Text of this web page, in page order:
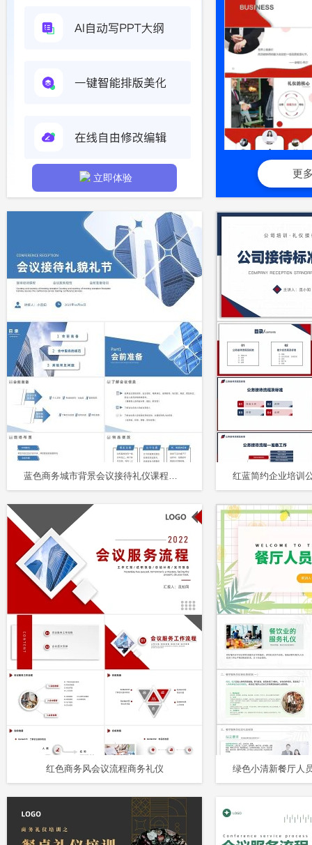
立即体验 更
蓝色商务城市背景会议接待礼仪课程培训PPT会议接待的礼仪
红色商务风会议流程商务礼仪